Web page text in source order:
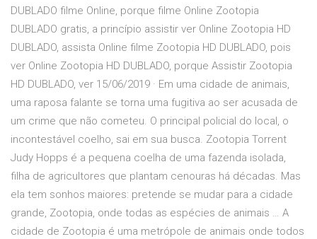
DUBLADO filme Online, porque filme Online Zootopia
DUBLADO gratis, a princípio assistir ver Online Zootopia HD
DUBLADO, assista Online filme Zootopia HD DUBLADO, pois
ver Online Zootopia HD DUBLADO, porque Assistir Zootopia
HD DUBLADO, ver 15/06/2019 · Em uma cidade de animais,
uma raposa falante se torna uma fugitiva ao ser acusada de
um crime que não cometeu. O principal policial do local, o
incontestável coelho, sai em sua busca. Zootopia Torrent
Judy Hopps é a pequena coelha de uma fazenda isolada,
filha de agricultores que plantam cenouras há décadas. Mas
ela tem sonhos maiores: pretende se mudar para a cidade
grande, Zootopia, onde todas as espécies de animais … A
cidade de Zootopia é uma metrópole de animais onde todos